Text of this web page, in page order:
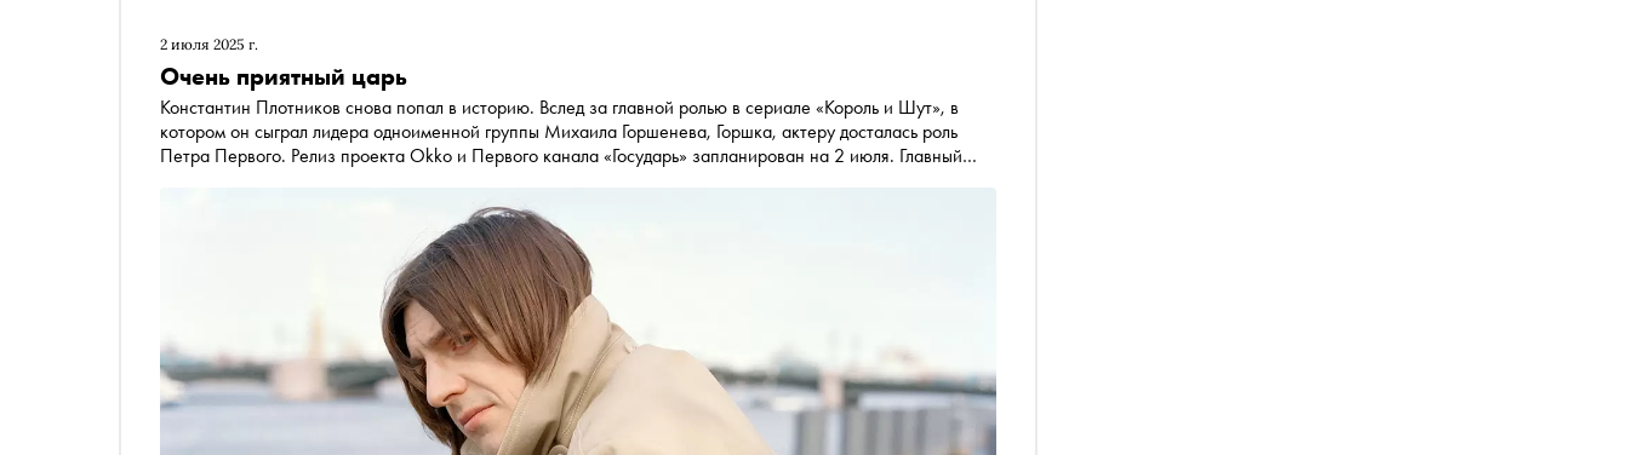
2 июля 2025 г.
Очень приятный царь
Константин Плотников снова попал в историю. Вслед за главной ролью в сериале «Король и Шут», в
котором он сыграл лидера одноименной группы Михаила Горшенева, Горшка, актеру досталась роль
Петра Первого. Релиз проекта Okko и Первого канала «Государь» запланирован на 2 июля. Главный